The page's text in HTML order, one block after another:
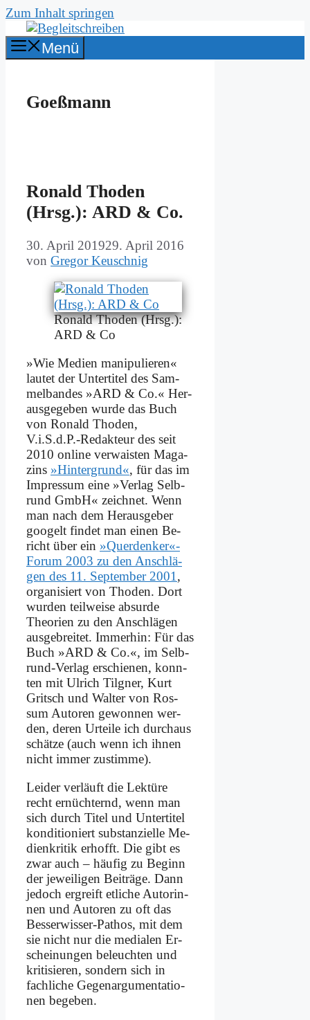
Zum Inhalt springen
Menü
Goeßmann
Ro­nald Tho­den
(Hrsg.): ARD & Co.
30. April 201929. April 2016
von Gregor Keuschnig
Ro­nald Tho­den (Hrsg.):
ARD & Co
»Wie Me­di­en ma­ni­pu­lie­ren«
lau­tet der Un­ter­ti­tel des Sam­
mel­ban­des »ARD & Co.« Her­
aus­ge­ge­ben wur­de das Buch
von Ro­nald Tho­den,
V.i.S.d.P.-Redakteur des seit
2010 on­line ver­wai­sten Ma­ga­
zins »Hin­ter­grund«, für das im
Im­pres­sum ei­ne »Ver­lag Selb­
rund GmbH« zeich­net. Wenn
man nach dem Her­aus­ge­ber
goo­gelt fin­det man ei­nen Be­
richt über ein »Querdenker«-
Forum 2003 zu den An­schlä­
gen des 11. Sep­tem­ber 2001 ,
or­ga­ni­siert von Tho­den. Dort
wur­den teil­wei­se ab­sur­de
Theo­rien zu den An­schlä­gen
aus­ge­brei­tet. Im­mer­hin: Für das
Buch »ARD & Co.«, im Selb­
rund-Ver­lag er­schie­nen, konn­
ten mit Ul­rich Til­g­ner, Kurt
Grit­sch und Wal­ter von Ros­
sum Au­toren ge­won­nen wer­
den, de­ren Ur­tei­le ich durch­aus
schät­ze (auch wenn ich ih­nen
nicht im­mer zu­stim­me).
Lei­der ver­läuft die Lek­tü­re
recht er­nüch­ternd, wenn man
sich durch Ti­tel und Un­ter­ti­tel
kon­di­tio­niert sub­stan­zi­el­le Me­
di­en­kri­tik er­hofft. Die gibt es
zwar auch – häu­fig zu Be­ginn
der je­wei­li­gen Bei­trä­ge. Dann
je­doch er­greift et­li­che Au­torin­
nen und Au­toren zu oft das
Bes­ser­wis­ser-Pa­thos, mit dem
sie nicht nur die me­dia­len Er­
schei­nun­gen be­leuch­ten und
kri­ti­sie­ren, son­dern sich in
fach­li­che Ge­gen­ar­gu­men­ta­tio­
nen be­ge­ben.